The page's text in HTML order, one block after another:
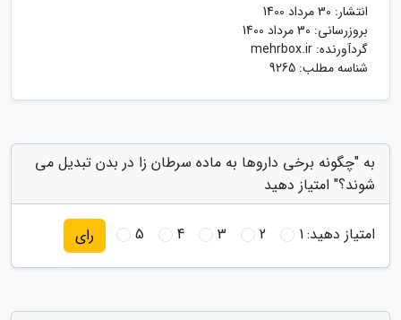
انتشار: 30 مرداد 1400
بروزرسانی: 30 مرداد 1400
گردآورنده: mehrbox.ir
شناسه مطلب: 9265
به "چگونه برخی داروها به ماده سرطان زا در بدن تبدیل می
شوند؟" امتیاز دهید
امتیاز دهید:1
2
3
4
5 رای